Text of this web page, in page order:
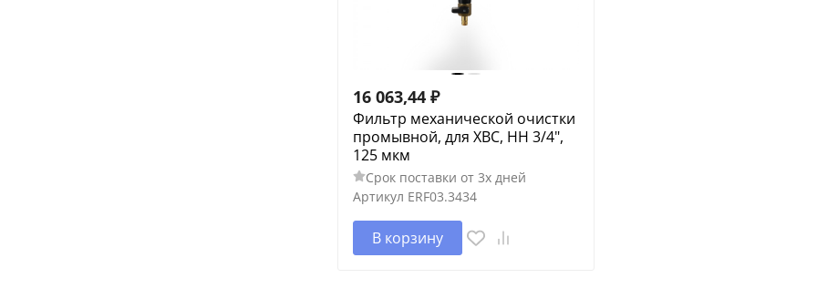
16 063,44 ₽
Фильтр механической очистки
промывной, для ХВС, НН 3/4",
125 мкм
Срок поставки от 3х дней
Артикул ERF03.3434
В корзину